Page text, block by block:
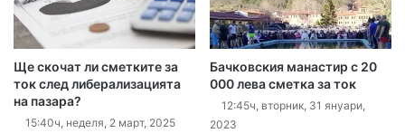
Ще скочат ли сметките за
ток след либерализацията
на пазара?
15:40ч, неделя, 2 март, 2025
Бачковския манастир с 20
000 лева сметка за ток
12:45ч, вторник, 31 януари,
2023